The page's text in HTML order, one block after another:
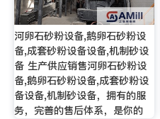
河卵石砂粉设备,鹅卵石砂粉设
备,成套砂粉设备设备,机制砂设
备 生产供应销售河卵石砂粉设
备,鹅卵石砂粉设备,成套砂粉设
备设备,机制砂设备，拥有的服
务，完善的售后体系，是你的